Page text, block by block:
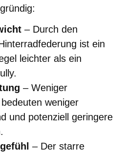
– Durch den
ist ein
leichter als ein
– Weniger
weniger
und potenziell geringere
– Der starre